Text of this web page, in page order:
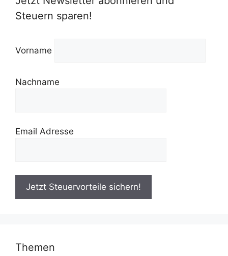
Steuern sparen!
Vorname
Nachname
Email Adresse
Themen